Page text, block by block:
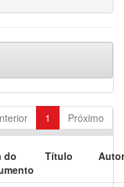
1 Próximo
do
Título